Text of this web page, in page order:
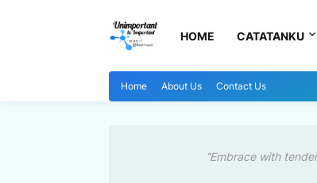
HOME CATATANKU
Home About Us Contact Us
“Embrace with